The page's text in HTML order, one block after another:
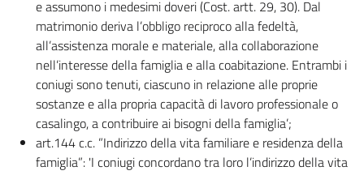
e assumono i medesimi doveri (Cost. artt. 29, 30). Dal
matrimonio deriva l’obbligo reciproco alla fedeltà,
all’assistenza morale e materiale, alla collaborazione
nell’interesse della famiglia e alla coabitazione. Entrambi i
coniugi sono tenuti, ciascuno in relazione alle proprie
sostanze e alla propria capacità di lavoro professionale o
casalingo, a contribuire ai bisogni della famiglia’;
art.144 c.c. ”Indirizzo della vita familiare e residenza della
famiglia”: 'I coniugi concordano tra loro l’indirizzo della vita